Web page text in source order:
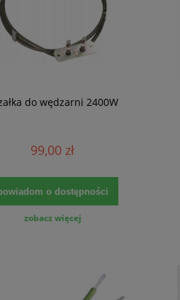
do wędzarni 2400W
99,00 zł
o dostępności
zobacz więcej